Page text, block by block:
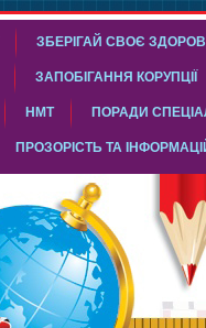
ЗБЕРІГАЙ СВОЄ
ЗАПОБІГАННЯ КОРУПЦІЇ
НМТ ПОРАДИ
ПРОЗОРІСТЬ ТА